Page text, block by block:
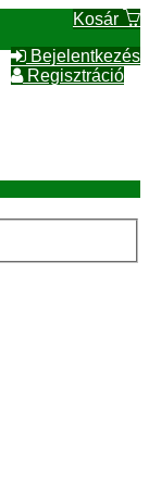
Kosár
Bejelentkezés
Regisztráció